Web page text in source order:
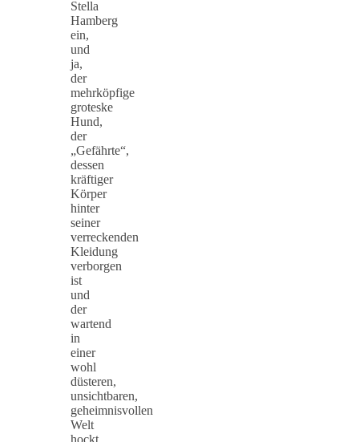
Stella
Hamberg
ein,
und
ja,
der
mehrköpfige
groteske
Hund,
der
„Gefährte“,
dessen
kräftiger
Körper
hinter
seiner
verreckenden
Kleidung
verborgen
ist
und
der
wartend
in
einer
wohl
düsteren,
unsichtbaren,
geheimnisvollen
Welt
hockt